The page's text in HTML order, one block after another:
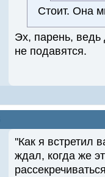
Стоит. Она
Эх, парень, ведь
не подавятся.
''Как я встретил
ждал, когда же